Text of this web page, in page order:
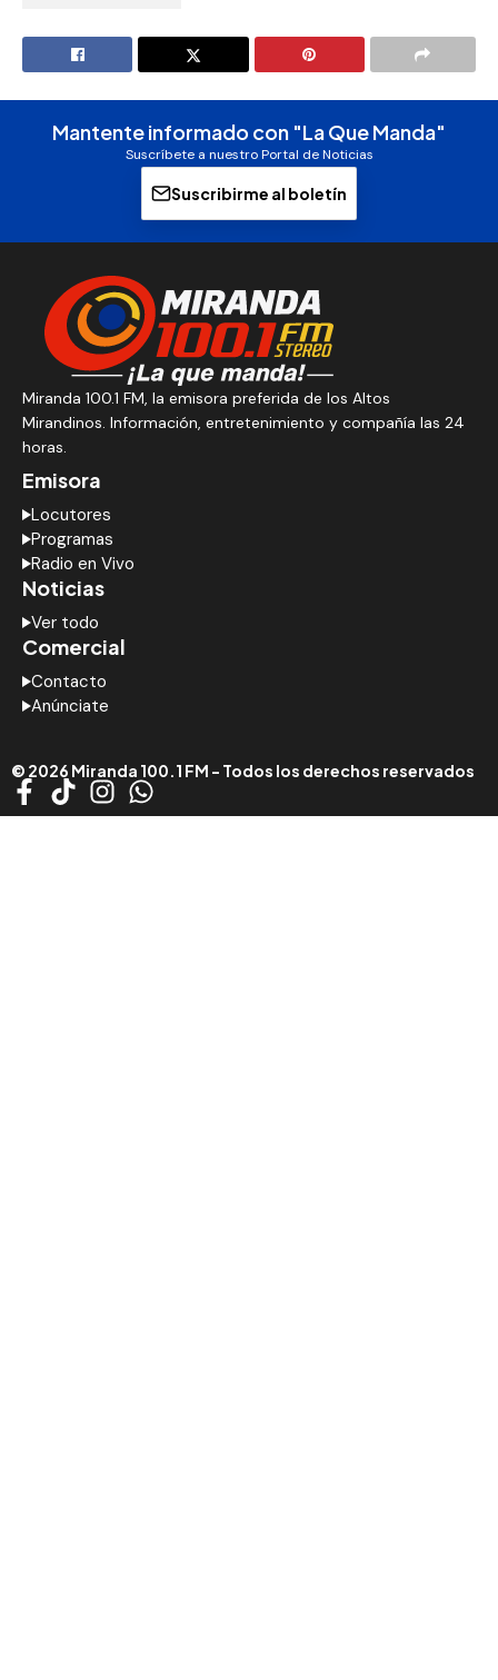
Mantente informado con "La Que Manda"
Suscríbete a nuestro Portal de Noticias
Suscribirme al boletín
Miranda 100.1 FM, la emisora preferida de los Altos
Mirandinos. Información, entretenimiento y compañía las 24
horas.
Emisora
Locutores
Programas
Radio en Vivo
Noticias
Ver todo
Comercial
Contacto
Anúnciate
© 2026 Miranda 100.1 FM - Todos los derechos reservados